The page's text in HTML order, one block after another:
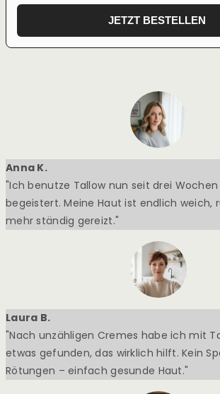
JETZT BESTELLEN
Anna K.
"Ich benutze Tallow nun seit drei
begeistert. Meine Haut ist endlich weich,
mehr ständig gereizt."
Laura B.
"Nach unzähligen Cremes habe ich mit
etwas gefunden, das wirklich hilft. Kein
Rötungen – einfach gesunde Haut."